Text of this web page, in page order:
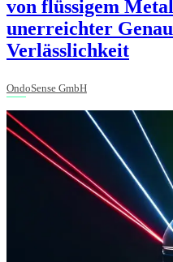
von flüssigem
unerreichter
Verlässlichkeit
OndoSense GmbH